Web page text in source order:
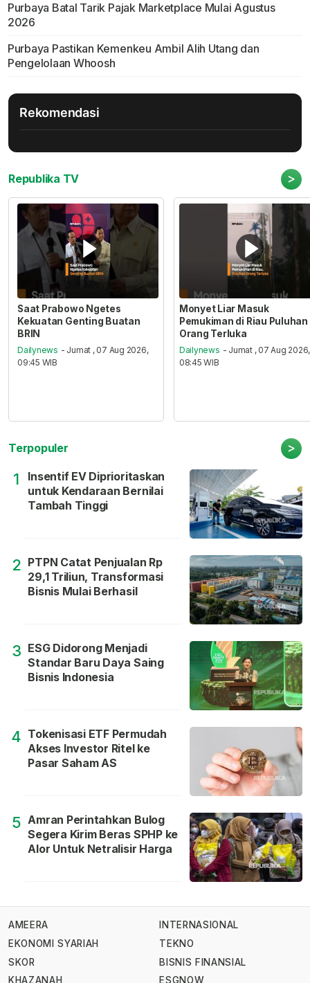
Purbaya Batal Tarik Pajak Marketplace Mulai Agustus
2026
Purbaya Pastikan Kemenkeu Ambil Alih Utang dan
Pengelolaan Whoosh
Rekomendasi
Republika TV >
Saat Prabowo Ngetes
Kekuatan Genting Buatan
BRIN
Dailynews - Jumat , 07 Aug 2026,
09:45 WIB
Monyet Liar Masuk
Pemukiman di Riau Puluhan
Orang Terluka
Dailynews - Jumat , 07 Aug 2026,
08:45 WIB
Terpopuler >
1
Insentif EV Diprioritaskan
untuk Kendaraan Bernilai
Tambah Tinggi
2 PTPN Catat Penjualan Rp
29,1 Triliun, Transformasi
Bisnis Mulai Berhasil
3 ESG Didorong Menjadi
Standar Baru Daya Saing
Bisnis Indonesia
4 Tokenisasi ETF Permudah
Akses Investor Ritel ke
Pasar Saham AS
5 Amran Perintahkan Bulog
Segera Kirim Beras SPHP ke
Alor Untuk Netralisir Harga
AMEERA
EKONOMI SYARIAH
SKOR
KHAZANAH
INTERNASIONAL
TEKNO
BISNIS FINANSIAL
ESGNOW